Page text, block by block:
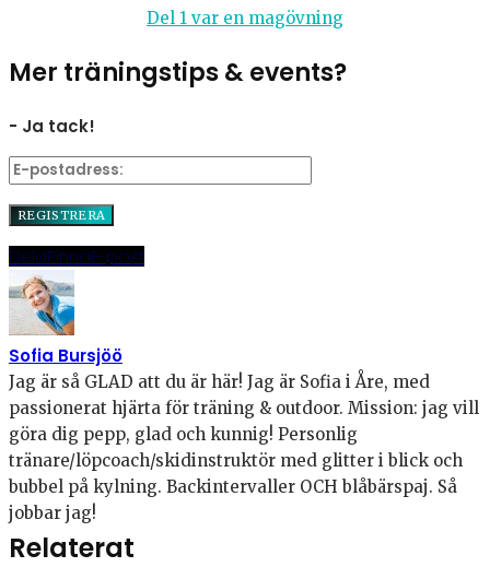
Del 1 var en magövning
Mer träningstips & events?
- Ja tack!
DelaPinnaE-post
Sofia Bursjöö
Jag är så GLAD att du är här! Jag är Sofia i Åre, med
passionerat hjärta för träning & outdoor. Mission: jag vill
göra dig pepp, glad och kunnig! Personlig
tränare/löpcoach/skidinstruktör med glitter i blick och
bubbel på kylning. Backintervaller OCH blåbärspaj. Så
jobbar jag!
Relaterat